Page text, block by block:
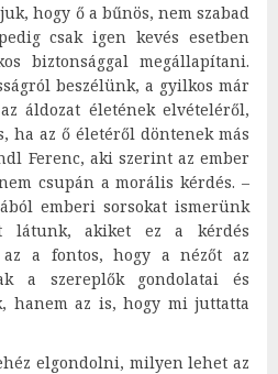
hogy ő a bűnös, nem szabad
csak igen kevés esetben
biztonsággal megállapítani.
beszélünk, a gyilkos már
áldozat életének elvételéről,
ha az ő életéről döntenek más
Ferenc, aki szerint az ember
csupán a morális kérdés. –
emberi sorsokat ismerünk
látunk, akiket ez a kérdés
az a fontos, hogy a nézőt az
a szereplők gondolatai és
hanem az is, hogy mi juttatta
elgondolni, milyen lehet az